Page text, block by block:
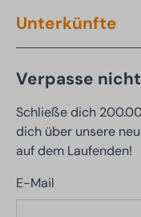
Unterkünfte
Verpasse
Schließe dich
dich über unsere
auf dem Laufenden!
E-Mail